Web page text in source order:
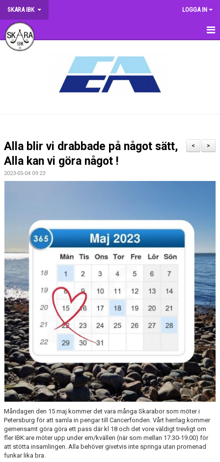
SKARA IBK LOGGA IN
HEM
KRONMATCHEN
SERIETABELLER
TRÄNINGSSCHEMA
KALENDER
LÄNKAR
VÅRA LAG
WEBSHOP
MEDLEMSAVGIFTER
50/50 LOTTERI
>
<
Alla blir vi drabbade på något sätt,
Alla kan vi göra något !
2023-05-04 09:23
Måndagen den 15 maj kommer det vara många Skarabor som möter i
Petersburg för att samla in pengar till Cancerfonden. Vårt herrlag kommer
gemensamt göra göra ett pass där kl 18 och det vore väldigt trevligt om
fler IBK:are möter upp under em/kvällen (när som mellan 17.30-19.00) för
att stötta insamlingen. Alla behöver givetvis inte springa utan promenad
funkar lika bra.